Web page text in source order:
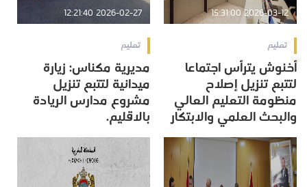
2026-03-12 15:31:00
تعليم
أخنوش يترأس اجتماعا
لتتبع تنزيل إصلاح
منظومة التعليم العالي
والبحث العلمي والابتكار
2026-02-27 12:21:40
تعليم
مديرية مكناس: زيارة
ميدانية لتتبع تنزيل
مشروع مدارس الريادة
بالاقليم.